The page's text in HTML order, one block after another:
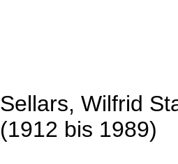
Sellars, Wilfrid
(1912 bis 1989)